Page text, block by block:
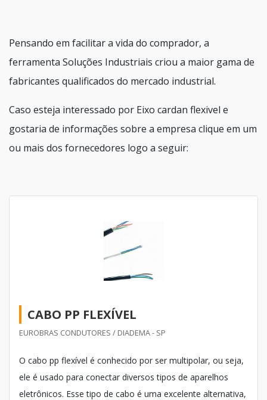
Pensando em facilitar a vida do comprador, a
ferramenta Soluções Industriais criou a maior gama de
fabricantes qualificados do mercado industrial.
Caso esteja interessado por Eixo cardan flexivel e
gostaria de informações sobre a empresa clique em um
ou mais dos fornecedores logo a seguir:
CABO PP FLEXÍVEL
EUROBRAS CONDUTORES / DIADEMA - SP
O cabo pp flexível é conhecido por ser multipolar, ou seja,
ele é usado para conectar diversos tipos de aparelhos
eletrônicos. Esse tipo de cabo é uma excelente alternativa,